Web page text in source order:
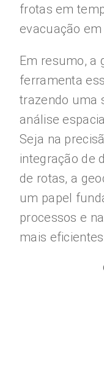
frotas em
evacuação
Em resumo, a
ferramenta
trazendo uma
análise
Seja na
integração de
de rotas, a
um papel
processos e
mais